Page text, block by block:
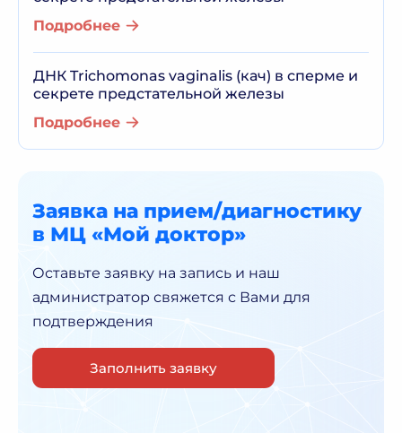
Подробнее
ДНК Trichomonas vaginalis (кач) в сперме и
секрете предстательной железы
Подробнее
Заявка на прием/диагностику
в МЦ «Мой доктор»
Оставьте заявку на запись и наш
администратор свяжется с Вами для
подтверждения
Заполнить заявку